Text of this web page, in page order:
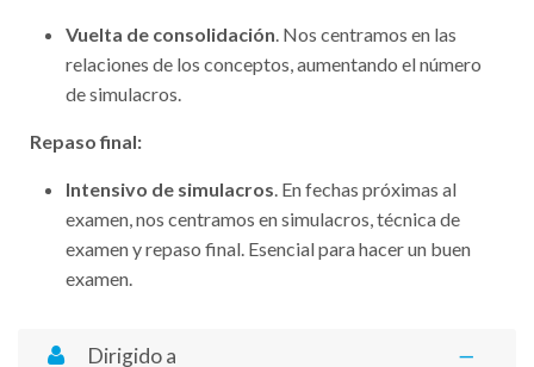
Vuelta de consolidación. Nos centramos en las
relaciones de los conceptos, aumentando el número
de simulacros.
Repaso final:
Intensivo de simulacros. En fechas próximas al
examen, nos centramos en simulacros, técnica de
examen y repaso final. Esencial para hacer un buen
examen.
Dirigido a